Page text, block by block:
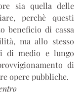
sia quella delle
perchè questi
beneficio di cassa
ma allo stesso
di medio e lungo
di
opere pubbliche.